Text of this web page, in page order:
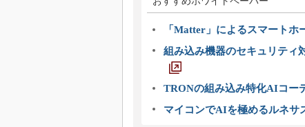
「Matter」によるスマートホ
組み込み機器のセキュリティ
TRONの組み込み特化AIコー
マイコンでAIを極めるルネサ